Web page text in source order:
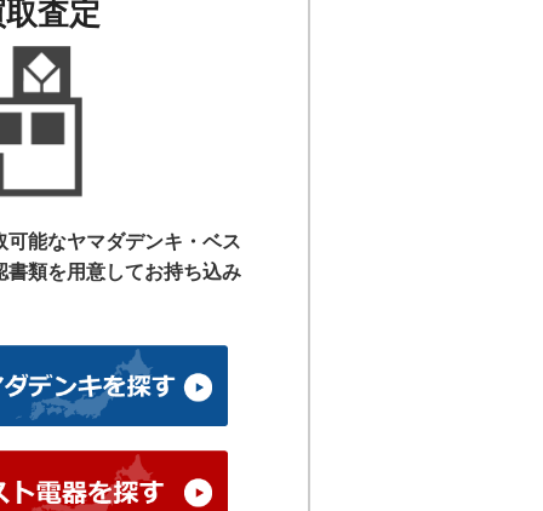
査定
能なヤマダデンキ・ベス
書類を用意してお持ち込み